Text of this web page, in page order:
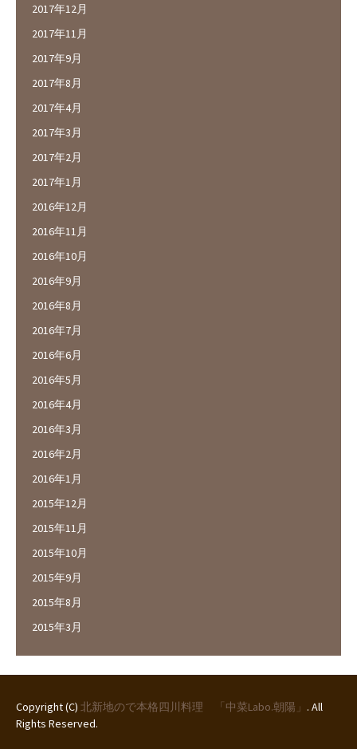
2017年12月
2017年11月
2017年9月
2017年8月
2017年4月
2017年3月
2017年2月
2017年1月
2016年12月
2016年11月
2016年10月
2016年9月
2016年8月
2016年7月
2016年6月
2016年5月
2016年4月
2016年3月
2016年2月
2016年1月
2015年12月
2015年11月
2015年10月
2015年9月
2015年8月
2015年3月
Copyright (C) 北新地ので本格四川料理 「中菜Labo.朝陽」 . All
Rights Reserved.